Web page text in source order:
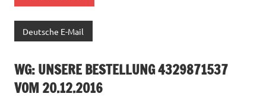
Deutsche E-Mail
WG: UNSERE BESTELLUNG 4329871537
VOM 20.12.2016